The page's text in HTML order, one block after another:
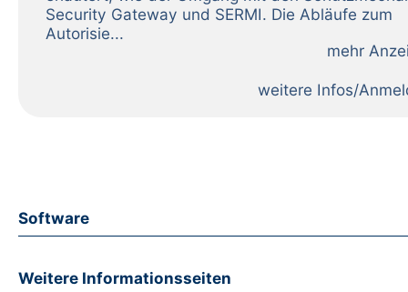
weitere Infos/
Software
Weitere Informationsseiten